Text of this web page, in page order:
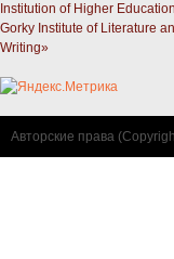
Institution of Higher
Gorky Institute of Literature
Writing»
Авторские права